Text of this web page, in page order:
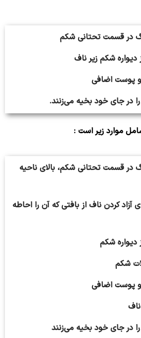
در قسمت تحتانی شکم
شکم زیر ناف
و پوست اضافی
در جای خود بخیه می‌زنند.
موارد زیر است :
در قسمت تحتانی شکم، بالای ناحیه
آزاد کردن ناف از بافتی که آن را احاطه
شکم
شکم
و پوست اضافی
در جای خود بخیه می‌زنند